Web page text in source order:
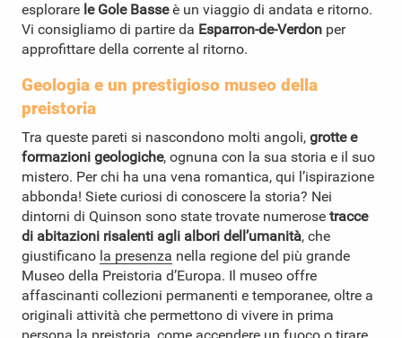
esplorare le Gole Basseè un viaggio di andata e ritorno.
Vi consigliamo di partire da Esparron-de-Verdon per
approfittare della corrente al ritorno.
Geologia e un prestigioso museo della
preistoria
Tra queste pareti si nascondono molti angoli, grotte e
formazioni geologiche, ognuna con la sua storia e il suo
mistero. Per chi ha una vena romantica, qui l’ispirazione
abbonda! Siete curiosi di conoscere la storia? Nei
dintorni di Quinson sono state trovate numerose tracce
di abitazioni risalenti agli albori dell’umanità, che
giustificano la presenza nella regione del più grande
Museo della Preistoria d’Europa. Il museo offre
affascinanti collezioni permanenti e temporanee, oltre a
originali attività che permettono di vivere in prima